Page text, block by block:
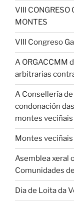
VIII CONGRESO
MONTES
VIII Congreso
A ORGACCMM
arbitrarias
A Consellería
condonación
montes
Montes
Asemblea xeral
Comunidades
Dia de Loita da